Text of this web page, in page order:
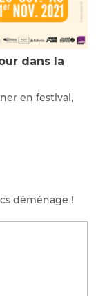
dans la
en festival,
déménage !